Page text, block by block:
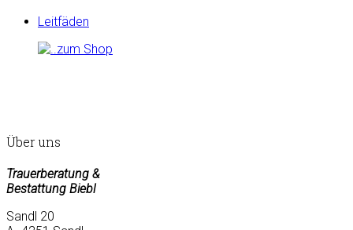
Leitfäden
Über uns
Trauerberatung &
Bestattung Biebl
Sandl 20